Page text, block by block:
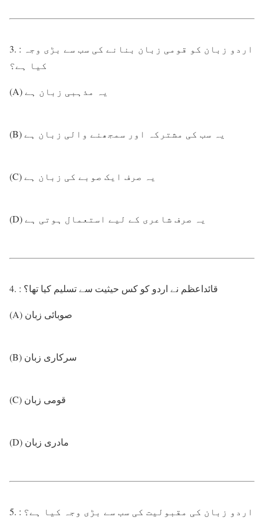
3. : اردو زبان کو قومی زبان بنانے کی سب سے بڑی وجہ
کیا ہے؟
(A) یہ مذہبی زبان ہے
(B) یہ سب کی مشترکہ اور سمجھنے والی زبان ہے
(C) یہ صرف ایک صوبے کی زبان ہے
(D) یہ صرف شاعری کے لیے استعمال ہوتی ہے
4. : قائداعظم نے اردو کو کس حیثیت سے تسلیم کیا تھا؟
(A) صوبائی زبان
(B) سرکاری زبان
(C) قومی زبان
(D) مادری زبان
5. : اردو زبان کی مقبولیت کی سب سے بڑی وجہ کیا ہے؟